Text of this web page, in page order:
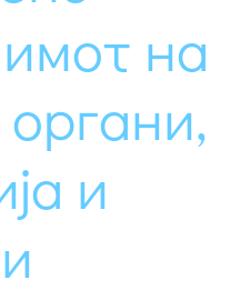
на
и